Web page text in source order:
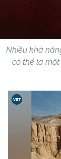
Nhiều khả
có thể là một